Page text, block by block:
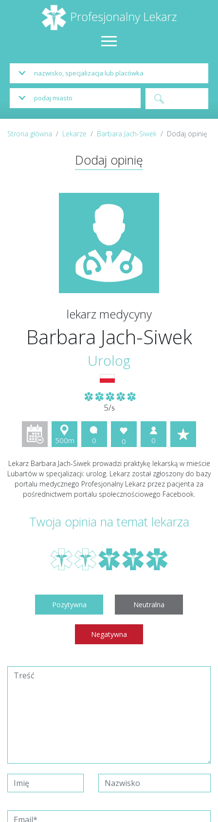
Strona główna Lekarze Barbara Jach-Siwek Dodaj opinię
Dodaj opinię
lekarz medycyny
Barbara Jach-Siwek
Urolog
5/5
500m 0 0 0
Lekarz Barbara Jach-Siwek prowadzi praktykę lekarską w mieście
Lubartów w specjalizacji: urolog. Lekarz został zgłoszony do bazy
portalu medycznego Profesjonalny Lekarz przez pacjenta za
pośrednictwem portalu społecznościowego Facebook.
Twoja opinia na temat lekarza
Pozytywna Neutralna
Negatywna